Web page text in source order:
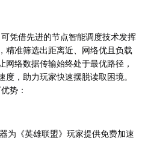
可凭借先进的节点智能调度技术发挥
精准筛选出距离近、网络优且负载
络数据传输始终处于最优路径，
，助力玩家快速摆脱读取困境。
势：
为《英雄联盟》玩家提供免费加速